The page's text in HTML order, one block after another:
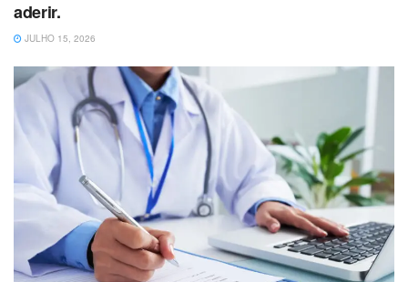
aderir.
JULHO 15, 2026